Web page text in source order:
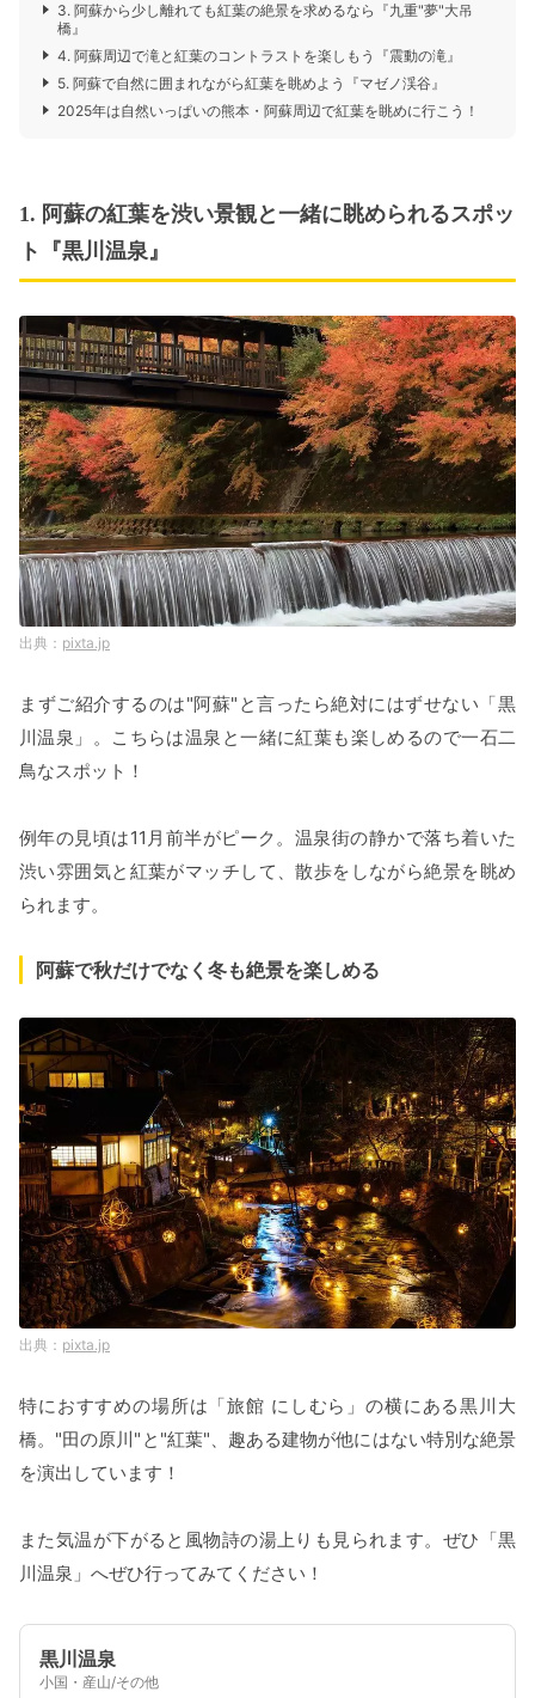
3. 阿蘇から少し離れても紅葉の絶景を求めるなら『九重"夢"大吊
橋』
4. 阿蘇周辺で滝と紅葉のコントラストを楽しもう『震動の滝』
5. 阿蘇で自然に囲まれながら紅葉を眺めよう『マゼノ渓谷』
2025年は自然いっぱいの熊本・阿蘇周辺で紅葉を眺めに行こう！
1. 阿蘇の紅葉を渋い景観と一緒に眺められるスポッ
ト『黒川温泉』
pixta.jp
まずご紹介するのは"阿蘇"と言ったら絶対にはずせない「黒
川温泉」。こちらは温泉と一緒に紅葉も楽しめるので一石二
鳥なスポット！
例年の見頃は11月前半がピーク。温泉街の静かで落ち着いた
渋い雰囲気と紅葉がマッチして、散歩をしながら絶景を眺め
られます。
阿蘇で秋だけでなく冬も絶景を楽しめる
pixta.jp
特におすすめの場所は「旅館 にしむら」の横にある黒川大
橋。"田の原川"と"紅葉"、趣ある建物が他にはない特別な絶景
を演出しています！
また気温が下がると風物詩の湯上りも見られます。ぜひ「黒
川温泉」へぜひ行ってみてください！
黒川温泉
小国・産山/その他